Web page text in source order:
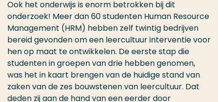
Ook het onderwijs is enorm betrokken bij dit
onderzoek! Meer dan 60 studenten Human Resource
Management (HRM) hebben zelf twintig bedrijven
bereid gevonden omeen leercultuur interventievoor
hen op maat te ontwikkelen. De eerste stap die
studentenin groepen van drie hebben genomen,
was het in kaart brengen van de huidige stand van
zaken van de zes bouwstenen van leercultuur. Dat
deden zijaan de hand van eeneerder door